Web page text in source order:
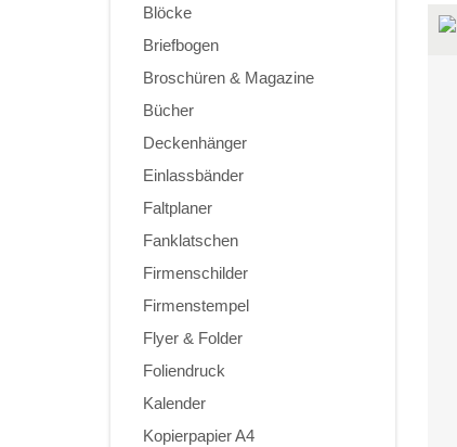
Blöcke
Briefbogen
Broschüren & Magazine
Bücher
Deckenhänger
Einlassbänder
Faltplaner
Fanklatschen
Firmenschilder
Firmenstempel
Flyer & Folder
Foliendruck
Kalender
Kopierpapier A4